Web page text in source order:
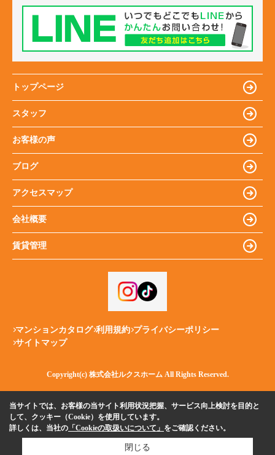
トップページ
スタッフ
お客様の声
ブログ
アクセスマップ
会社概要
賃貸管理
マンションカタログ 利用規約 プライバシーポリシー
サイトマップ
Copyright(c) 株式会社ルクスホーム All Rights Reserved.
当サイトでは、お客様の当サイト利用状況把握、サービス向上検討を目的と
して、クッキー（Cookie）を使用しています。
詳しくは、当社の 「Cookieの取扱いについて」 をご確認ください。
閉じる